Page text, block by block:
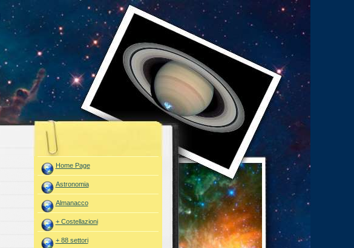
Home Page
Astronomia
Almanacco
+ Costellazioni
+ 88 settori